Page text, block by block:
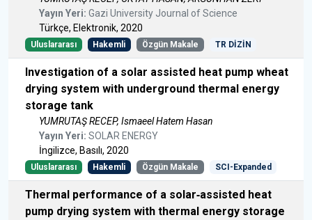
Yayın Yeri: Gazi University Journal of Science
Türkçe, Elektronik, 2020
Uluslararası Hakemli Özgün Makale TR DİZİN
Investigation of a solar assisted heat pump wheat
drying system with underground thermal energy
storage tank
YUMRUTAŞ RECEP, Ismaeel Hatem Hasan
Yayın Yeri: SOLAR ENERGY
İngilizce, Basılı, 2020
Uluslararası Hakemli Özgün Makale SCI-Expanded
Thermal performance of a solar‐assisted heat
pump drying system with thermal energy storage